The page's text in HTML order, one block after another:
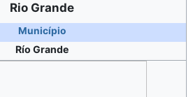
Rio Grande
Município
Río Grande